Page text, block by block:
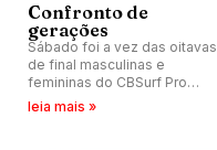
Confronto de
gerações
Sábado foi a vez das oitavas
de final masculinas e
femininas do CBSurf Pro
Maresia Maceió no Pontal da
leia mais »